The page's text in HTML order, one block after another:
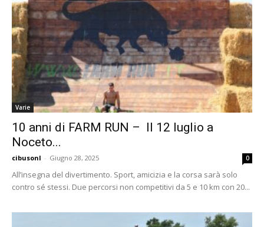
Varie
10 anni di FARM RUN – Il 12 luglio a
Noceto...
cibusonl - Giugno 28, 2025 0
All’insegna del divertimento. Sport, amicizia e la corsa sarà solo
contro sé stessi. Due percorsi non competitivi da 5 e 10 km con 20...